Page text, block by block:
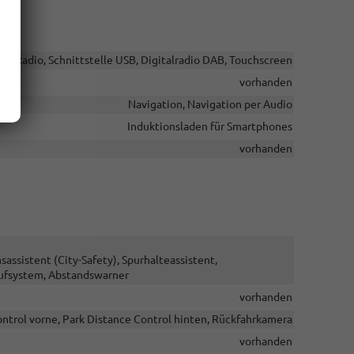
Radio, Schnittstelle USB, Digitalradio DAB, Touchscreen
vorhanden
Navigation, Navigation per Audio
Induktionsladen für Smartphones
vorhanden
(City-Safety), Spurhalteassistent,
Abstandswarner
vorhanden
vorne, Park Distance Control hinten, Rückfahrkamera
vorhanden